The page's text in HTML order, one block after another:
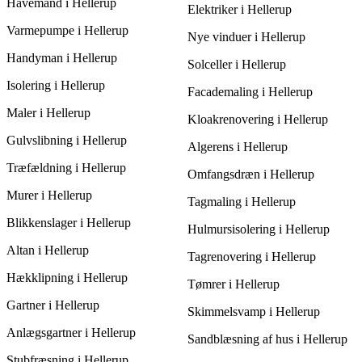
sikrer, at du får den bedste service til den bedst mulige pris,
Havemand i Hellerup
Varmepumpe i Hellerup
Handyman i Hellerup
Isolering i Hellerup
Maler i Hellerup
Gulvslibning i Hellerup
Træfældning i Hellerup
Murer i Hellerup
Blikkenslager i Hellerup
Altan i Hellerup
Hækklipning i Hellerup
Gartner i Hellerup
Anlægsgartner i Hellerup
Elektriker i Hellerup
Nye vinduer i Hellerup
Solceller i Hellerup
Facademaling i Hellerup
Kloakrenovering i Hellerup
Algerens i Hellerup
Omfangsdræn i Hellerup
Tagmaling i Hellerup
Hulmursisolering i Hellerup
Tagrenovering i Hellerup
Tømrer i Hellerup
Skimmelsvamp i Hellerup
Sandblæsning af hus i Hellerup